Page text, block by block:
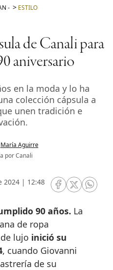
- ESTILO
de Canali para
aniversario
en la moda y lo ha
colección cápsula a
unen tradición e
María Aguirre
por Canali
2024 | 12:48
RRSS Facebook
RRSSRRSS
90 años. La
de ropa
lujo inició su
, cuando Giovanni
de su